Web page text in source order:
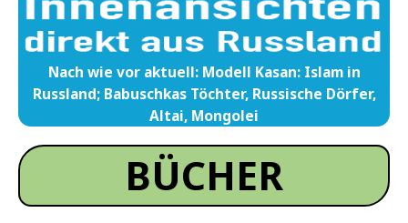
Nach wie vor aktuell: Modell Kasan: Islam in
Russland; Babuschkas Töchter, Russische Dörfer,
Altai, Mongolei
BÜCHER